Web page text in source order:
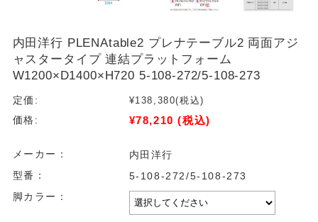
内田洋行 PLENAtable2 プレナテーブル2 両面アジ
ャスタータイプ 連結プラットフォーム
W1200×D1400×H720 5-108-272/5-108-273
定価: ¥138,380(税込)
価格:
¥78,210 (税込)
メーカー：
内田洋行
型番：
5-108-272/5-108-273
脚カラー：